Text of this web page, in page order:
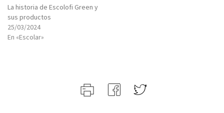
La historia de Escolofi Green y
sus productos
25/03/2024
En «Escolar»